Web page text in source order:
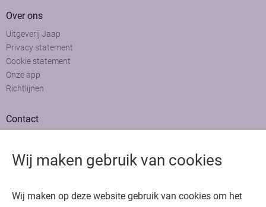
Wij maken gebruik van cookies
Wij maken op deze website gebruik van cookies om het
Bedankt voor het bezoeken van Oncologie.nu
Over ons
Uitgeverij Jaap
Privacy statement
Cookie statement
Onze app
Richtlijnen
Contact
Adverteren